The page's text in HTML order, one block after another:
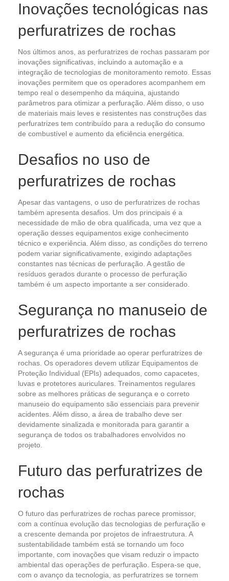
Inovações tecnológicas nas
perfuratrizes de rochas
Nos últimos anos, as perfuratrizes de rochas passaram por
inovações significativas, incluindo a automação e a
integração de tecnologias de monitoramento remoto. Essas
inovações permitem que os operadores acompanhem em
tempo real o desempenho da máquina, ajustando
parâmetros para otimizar a perfuração. Além disso, o uso
de materiais mais leves e resistentes nas construções das
perfuratrizes tem contribuído para a redução do consumo
de combustível e aumento da eficiência energética.
Desafios no uso de
perfuratrizes de rochas
Apesar das vantagens, o uso de perfuratrizes de rochas
também apresenta desafios. Um dos principais é a
necessidade de mão de obra qualificada, uma vez que a
operação desses equipamentos exige conhecimento
técnico e experiência. Além disso, as condições do terreno
podem variar significativamente, exigindo adaptações
constantes nas técnicas de perfuração. A gestão de
resíduos gerados durante o processo de perfuração
também é um aspecto importante a ser considerado.
Segurança no manuseio de
perfuratrizes de rochas
A segurança é uma prioridade ao operar perfuratrizes de
rochas. Os operadores devem utilizar Equipamentos de
Proteção Individual (EPIs) adequados, como capacetes,
luvas e protetores auriculares. Treinamentos regulares
sobre as melhores práticas de segurança e o correto
manuseio do equipamento são essenciais para prevenir
acidentes. Além disso, a área de trabalho deve ser
devidamente sinalizada e monitorada para garantir a
segurança de todos os trabalhadores envolvidos no
projeto.
Futuro das perfuratrizes de
rochas
O futuro das perfuratrizes de rochas parece promissor,
com a contínua evolução das tecnologias de perfuração e
a crescente demanda por projetos de infraestrutura. A
sustentabilidade também está se tornando um foco
importante, com inovações que visam reduzir o impacto
ambiental das operações de perfuração. Espera-se que,
com o avanço da tecnologia, as perfuratrizes se tornem